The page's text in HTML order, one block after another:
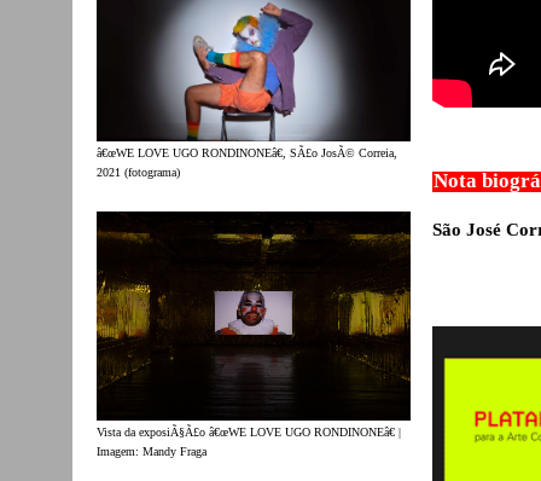
â€œWE LOVE UGO RONDINONEâ€, SÃ£o JosÃ© Correia,
2021 (fotograma)
Vista da exposiÃ§Ã£o â€œWE LOVE UGO RONDINONEâ€ |
Imagem: Mandy Fraga
Nota
São José